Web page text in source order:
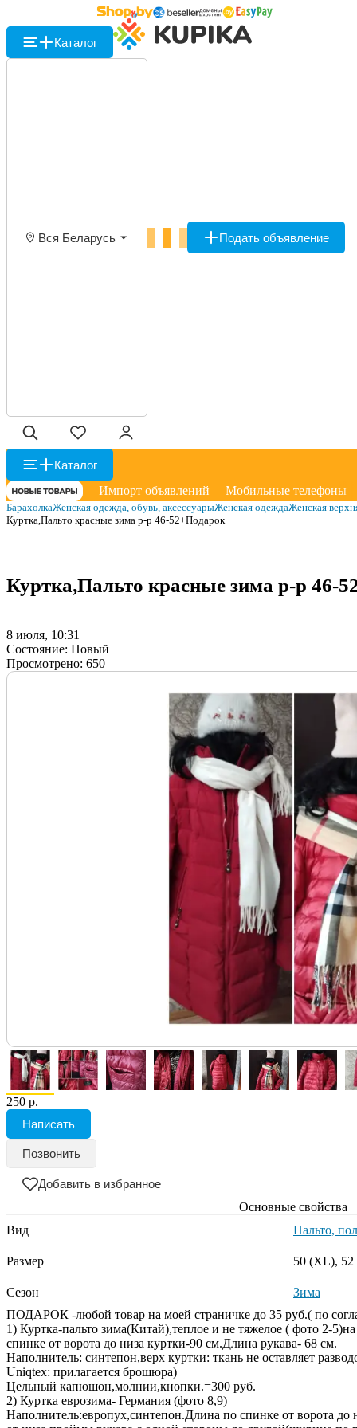
Каталог
Вся Беларусь Подать объявление
Каталог
Импорт объявлений
Мобильные телефоны
БарахолкаЖенская одежда, обувь, аксессуарыЖенская одеждаЖенская
Куртка,Пальто красные зима р-р 46-52+Подарок
Куртка,Пальто красные зима р-р 46-
8 июля, 10:31
Состояние: Новый
Просмотрено: 650
250 р.
Написать
Позвонить
Добавить в избранное
Основные свойства
Вид
Пальто,
Размер 50 (XL),
Сезон
Зима
ПОДАРОК -любой товар на моей страничке до 35 руб.( по
1) Куртка-пальто зима(Китай),теплое и не тяжелое ( фото 2-
спинке от ворота до низа куртки-90 см.Длина рукава- 68 см.
Наполнитель: синтепон,верх куртки: ткань не оставляет
Uniqtex: прилагается брошюра)
Цельный капюшон,молнии,кнопки.=300 руб.
2) Куртка еврозима- Германия (фото 8,9)
Наполнитель:европух,синтепон.Длина по спинке от ворота